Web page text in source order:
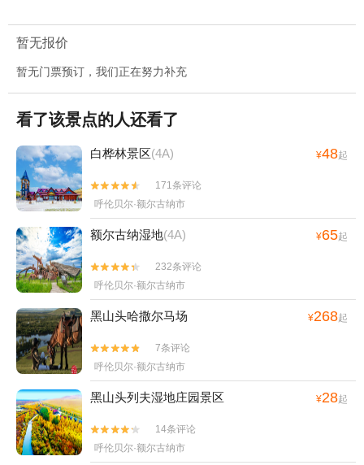
暂无报价
暂无门票预订，我们正在努力补充
看了该景点的人还看了
白桦林景区(4A) ¥48起


171条评论
呼伦贝尔·额尔古纳市
额尔古纳湿地(4A) ¥65起


232条评论
呼伦贝尔·额尔古纳市
黑山头哈撒尔马场 ¥268起


7条评论
呼伦贝尔·额尔古纳市
黑山头列夫湿地庄园景区 ¥28起


14条评论
呼伦贝尔·额尔古纳市